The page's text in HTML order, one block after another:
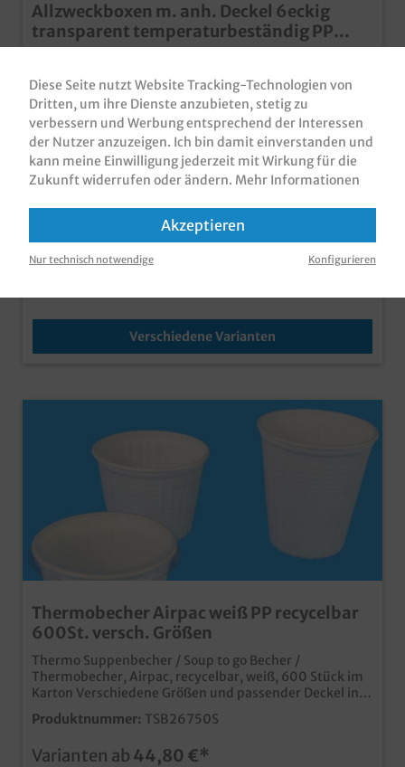
Allzweckboxen m. anh. Deckel 6eckig
transparent temperaturbeständig PP
recycelbar versch. Größen
Salatboxen / Mikrowellenbox / Tiefkühlbox, PP,
transparent, sechseckig, mikrowellen- & TK geeignet,
verschiedene Größen gemäß Auswahl vielseitig
einsetzbare Klappboxen im sechseckigen Design viele
verschiedene praktische Größen ideal für Verkauf von
Salaten, aber auch zur Aufbewahrung von
Lebensmitteln extra starkes PP, daher mikrowellen-
und tiefkühlgeeignet extrem dicht schließender Deckel,
auch für Flüssigkeiten recycelbar (Entsorgung über
gelbe Tonne bzw. gelben Sack)
Produktnummer:HHB62000
Varianten ab40,80 €*
Versandkosten
Inhalt:300 Stück(0,14 €* / 1 Stück)
Verschiedene Varianten
Thermobecher Airpac weiß PP recycelbar
600St. versch. Größen
Thermo Suppenbecher / Soup to go Becher /
Thermobecher, Airpac, recycelbar, weiß, 600 Stück im
Karton Verschiedene Größen und passender Deckel in
der Produktauswahl 350ml 115x60mm / 500ml
115x85mm / 750ml 115x120mm / PP Deckel
03.07.21 verbotenen Suppenbechern / FC Behältern aus
Produktnummer: TSB26750S
Varianten ab 44,80 €*
Diese Seite nutzt Website Tracking-Technologien von
Dritten, um ihre Dienste anzubieten, stetig zu
verbessern und Werbung entsprechend der Interessen
der Nutzer anzuzeigen. Ich bin damit einverstanden und
kann meine Einwilligung jederzeit mit Wirkung für die
Zukunft widerrufen oder ändern. Mehr Informationen
Akzeptieren
Nur technisch notwendige Konfigurieren